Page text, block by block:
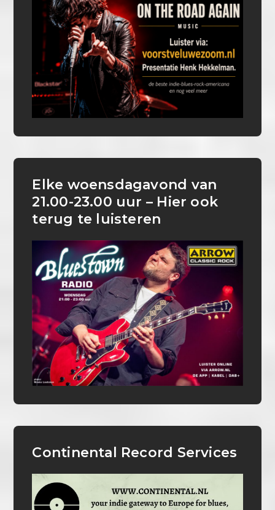
Elke woensdagavond van
21.00-23.00 uur – Hier ook
terug te luisteren
Continental Record Services